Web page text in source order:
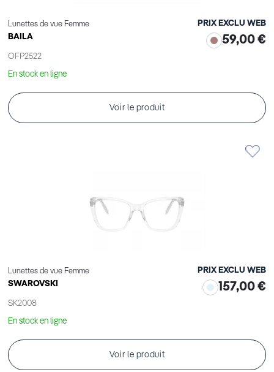
Lunettes de vue Femme
BAILA
OFP2522
PRIX EXCLU WEB
59,00 €
En stock en ligne
Voir le produit
Lunettes de vue Femme
SWAROVSKI
SK2008
PRIX EXCLU WEB
157,00 €
En stock en ligne
Voir le produit